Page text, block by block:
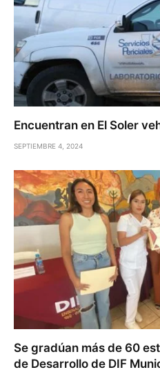
Encuentran en El Soler
SEPTIEMBRE 4, 2024
Se gradúan más de 60
de Desarrollo de DIF